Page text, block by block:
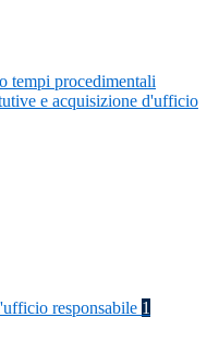
tempi procedimentali
e acquisizione d'ufficio
responsabile 1